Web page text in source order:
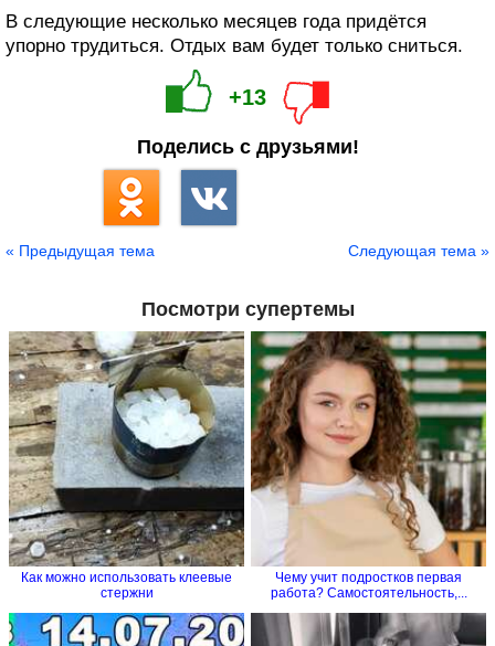
В следующие несколько месяцев года придётся
упорно трудиться. Отдых вам будет только сниться.
+13
Поделись с друзьями!
« Предыдущая тема Следующая тема »
Посмотри супертемы
Как можно использовать клеевые
стержни
Чему учит подростков первая
работа? Самостоятельность,...